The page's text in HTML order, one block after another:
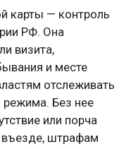
карты — контроль
РФ. Она
визита,
и месте
отслеживать
Без нее
или порча
въезде, штрафам